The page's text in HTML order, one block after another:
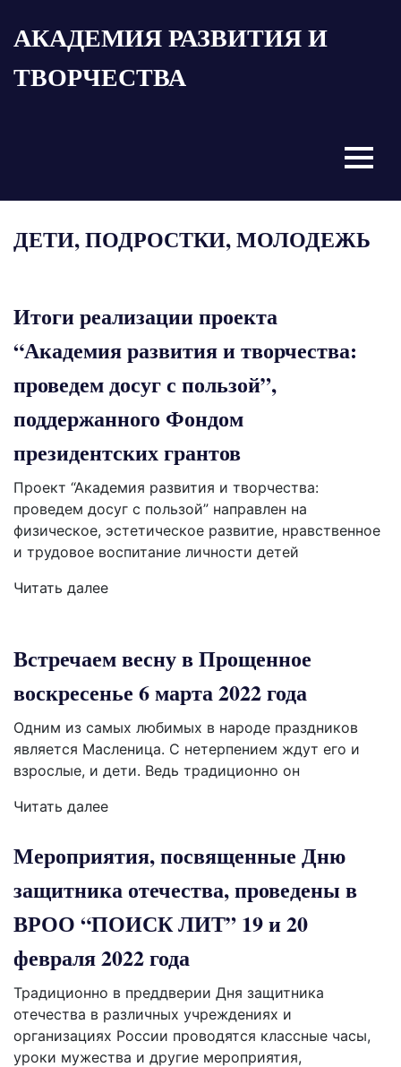
АКАДЕМИЯ РАЗВИТИЯ И
ТВОРЧЕСТВА
Menu
ДЕТИ, ПОДРОСТКИ, МОЛОДЕЖЬ
Итоги реализации проекта
“Академия развития и творчества:
проведем досуг с пользой”,
поддержанного Фондом
президентских грантов
Проект “Академия развития и творчества:
проведем досуг с пользой” направлен на
физическое, эстетическое развитие, нравственное
и трудовое воспитание личности детей
Читать далее
Встречаем весну в Прощенное
воскресенье 6 марта 2022 года
Одним из самых любимых в народе праздников
является Масленица. С нетерпением ждут его и
взрослые, и дети. Ведь традиционно он
Читать далее
Мероприятия, посвященные Дню
защитника отечества, проведены в
ВРОО “ПОИСК ЛИТ” 19 и 20
февраля 2022 года
Традиционно в преддверии Дня защитника
отечества в различных учреждениях и
организациях России проводятся классные часы,
уроки мужества и другие мероприятия,